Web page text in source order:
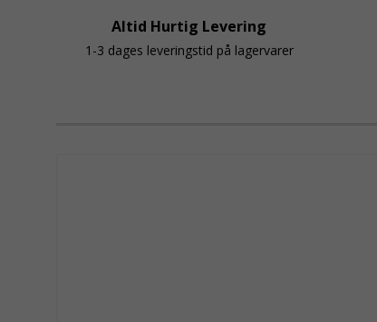
Altid Hurtig Levering
1-3 dages leveringstid på lagervarer